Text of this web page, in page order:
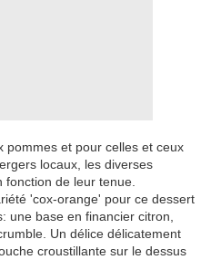
pommes et pour celles et ceux
locaux, les diverses
de leur tenue.
'cox-orange' pour ce dessert
une base en financier citron,
Un délice délicatement
croustillante sur le dessus